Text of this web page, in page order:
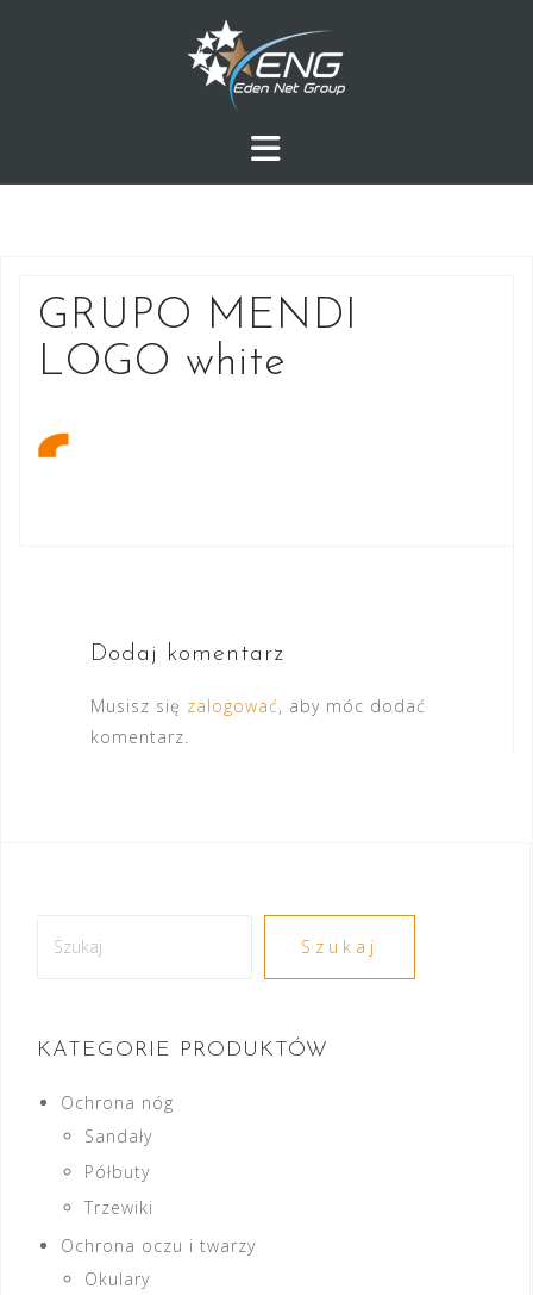
GRUPO MENDI
LOGO white
Dodaj komentarz
Musisz się zalogować, aby móc dodać
komentarz.
Szukaj
KATEGORIE PRODUKTÓW
Ochrona nóg
Sandały
Półbuty
Trzewiki
Ochrona oczu i twarzy
Okulary